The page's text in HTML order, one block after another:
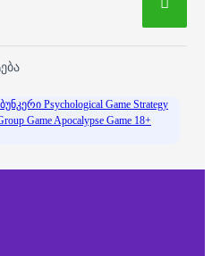
Psychological Game Strategy
Game Apocalypse Game 18+